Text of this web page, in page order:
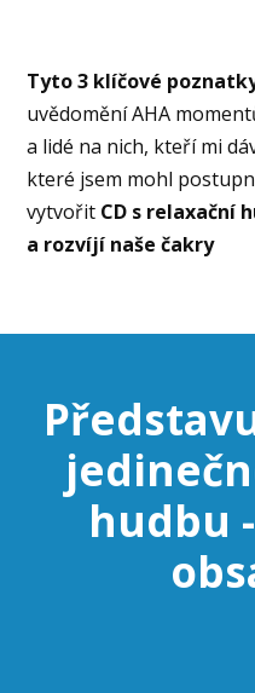
Tyto 3 klíčové
uvědomění AHA
a lidé na nich, kteří mi
které jsem mohl
vytvořit CD s relaxační
a rozvíjí naše čakry
hudbu